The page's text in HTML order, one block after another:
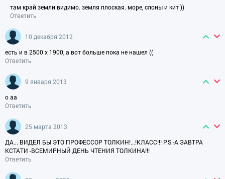
там край земли видимо. земля плоская. море, слоны и кит ))
Ответить
10 декабря 2012
есть и в 2500 х 1900, а вот больше пока не нашел ((
Ответить
9 января 2013
о аа
Ответить
25 марта 2013
ДА... ВИДЕЛ БЫ ЭТО ПРОФЕССОР ТОЛКИН!...!КЛАСС!!! P.S.-А ЗАВТРА
КСТАТИ -ВСЕМИРНЫЙ ДЕНЬ ЧТЕНИЯ ТОЛКИНА!!!
Ответить